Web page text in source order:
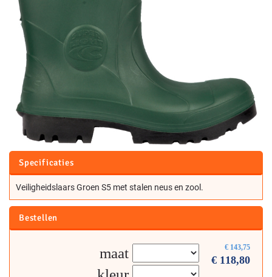
Specificaties
Veiligheidslaars Groen S5 met stalen neus en zool.
Bestellen
€ 143,75
€ 118,80
maat